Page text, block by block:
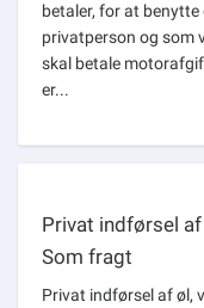
betaler, for at
privatperson og som
skal betale
er...
Privat indførsel
Som fragt
Privat indførsel af øl,